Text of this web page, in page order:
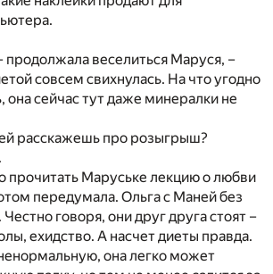
продолжала веселиться Маруся, –
совсем свихнулась. На что угодно
она сейчас тут даже минералки не
расскажешь про розыгрыш?
прочитать Маруське лекцию о любви
передумала. Ольга с Маней без
говоря, они друг друга стоят –
ехидство. А насчет диеты правда.
она легко может